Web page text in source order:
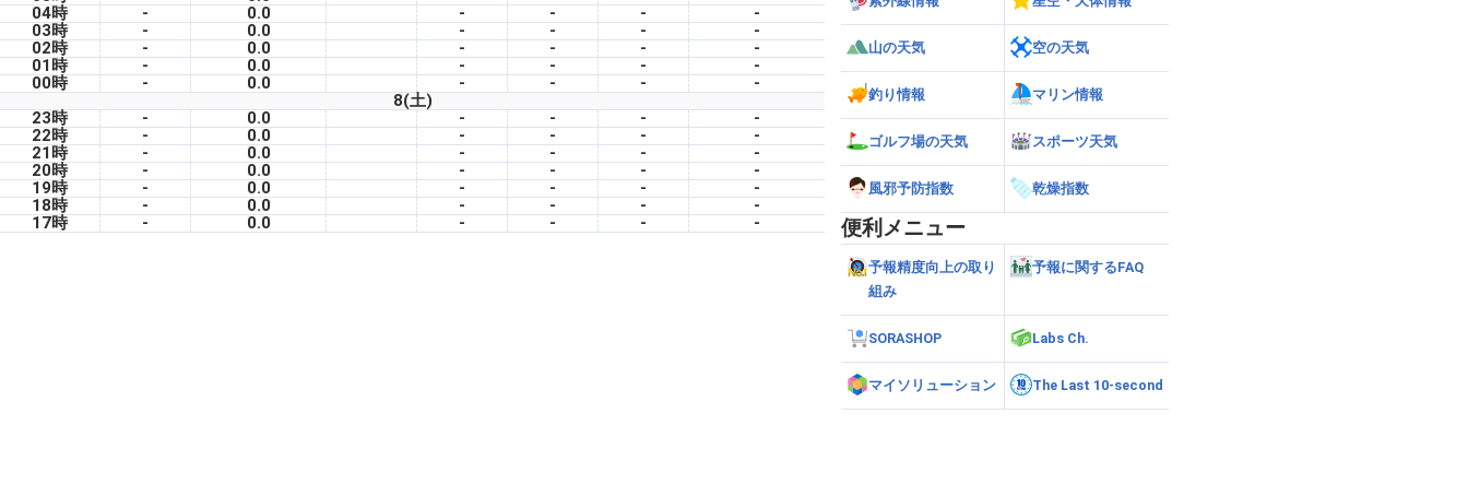
04時
- 0.0 - - -
-
03時
- 0.0 - - -
-
02時
- 0.0 - - -
-
01時
- 0.0 - - -
-
00時
- 0.0 - - -
-
8(土)
23時
- 0.0 - - -
-
22時
- 0.0 - - -
-
21時
- 0.0 - - -
-
20時
- 0.0 - - -
-
19時
- 0.0 - - -
-
18時
- 0.0 - - -
-
17時
- 0.0 - - - -
山の天気 空の天気
釣り情報 マリン情報
ゴルフ場の天気 スポーツ天気
風邪予防指数 乾燥指数
便利メニュー
予報精度向上の取り
組み
予報に関するFAQ
SORASHOP Labs Ch.
マイソリューション The Last 10-second